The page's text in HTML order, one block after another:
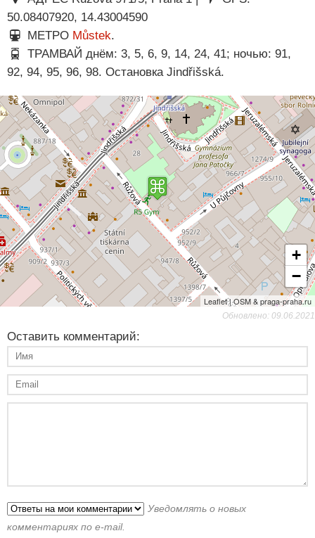
50.08407920, 14.43004590
МЕТРО Můstek.
ТРАМВАЙ днём: 3, 5, 6, 9, 14, 24, 41; ночью: 91,
92, 94, 95, 96, 98. Остановка Jindřišská.
+
−
Leaflet | OSM & praga-praha.ru
Обновлено: 09.06.2021
Оставить комментарий:
Уведомлять о новых
комментариях по e-mail.